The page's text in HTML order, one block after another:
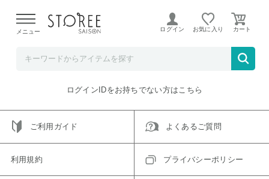
よる配送遅延が発生しております。
メニュー ログイン お気に入り
ご指定のアイテムは取り扱い終了、またはただいま取り扱い
トップへ戻る
ログインIDをお持ちでない方はこちら
ご利用ガイド よくあるご質問
利用規約 プライバシーポリシー